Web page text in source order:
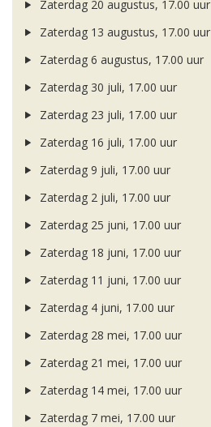
Zaterdag 20 augustus, 17.00 uur
Zaterdag 13 augustus, 17.00 uur
Zaterdag 6 augustus, 17.00 uur
Zaterdag 30 juli, 17.00 uur
Zaterdag 23 juli, 17.00 uur
Zaterdag 16 juli, 17.00 uur
Zaterdag 9 juli, 17.00 uur
Zaterdag 2 juli, 17.00 uur
Zaterdag 25 juni, 17.00 uur
Zaterdag 18 juni, 17.00 uur
Zaterdag 11 juni, 17.00 uur
Zaterdag 4 juni, 17.00 uur
Zaterdag 28 mei, 17.00 uur
Zaterdag 21 mei, 17.00 uur
Zaterdag 14 mei, 17.00 uur
Zaterdag 7 mei, 17.00 uur